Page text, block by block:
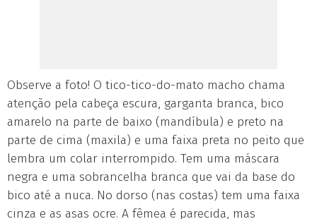
Observe a foto! O tico-tico-do-mato macho chama
atenção pela cabeça escura, garganta branca, bico
amarelo na parte de baixo (mandíbula) e preto na
parte de cima (maxila) e uma faixa preta no peito que
lembra um colar interrompido. Tem uma máscara
negra e uma sobrancelha branca que vai da base do
bico até a nuca. No dorso (nas costas) tem uma faixa
cinza e as asas ocre. A fêmea é parecida, mas